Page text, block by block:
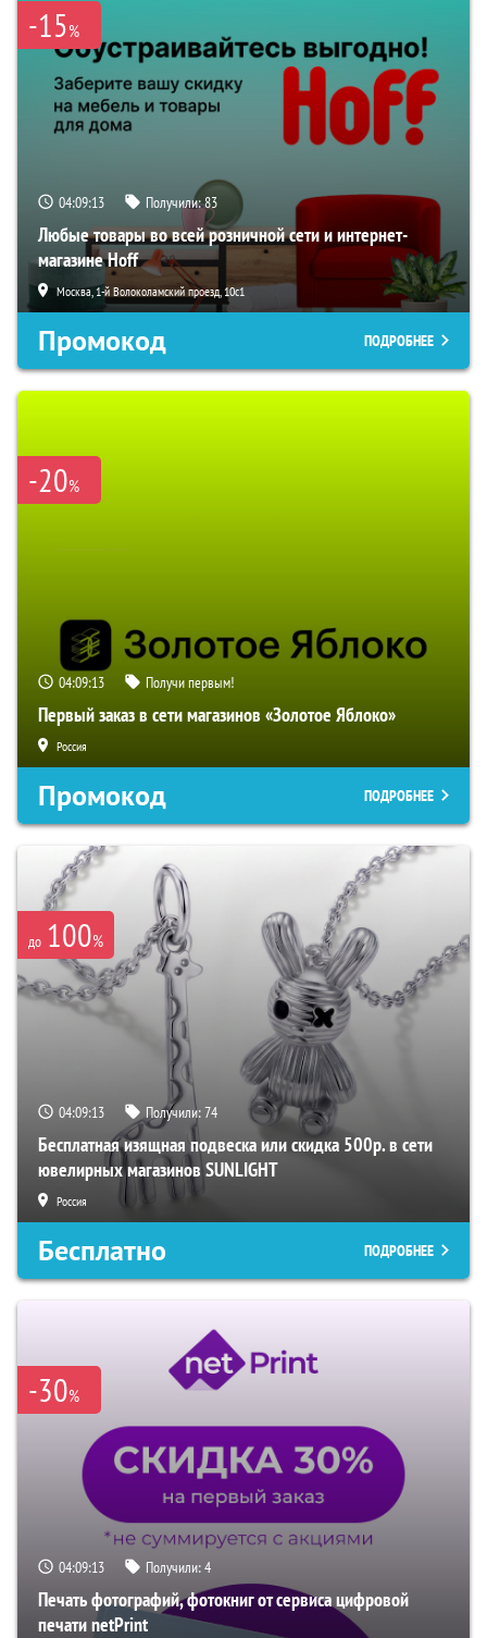
-15%
04:09:12 Получили:83
Любые товары во всей розничной сети и интернет-
магазине Hoff
Москва, 1-й Волоколамский проезд, 10с1
Промокод ПОДРОБНЕЕ
-20%
04:09:12 Получи первым!
Первый заказ в сети магазинов «Золотое Яблоко»
Россия
Промокод ПОДРОБНЕЕ
до 100%
04:09:12 Получили:74
Бесплатная изящная подвеска или скидка 500р. в сети
ювелирных магазинов SUNLIGHT
Россия
Бесплатно ПОДРОБНЕЕ
-30%
04:09:12 Получили:4
Печать фотографий, фотокниг от сервиса цифровой
печати netPrint